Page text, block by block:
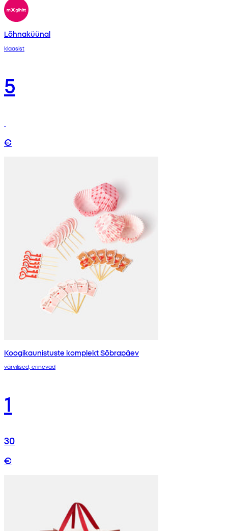
Lõhnaküünal
klaasist
5
€
Koogikaunistuste komplekt Sõbrapäev
värvilised, erinevad
1
30
€